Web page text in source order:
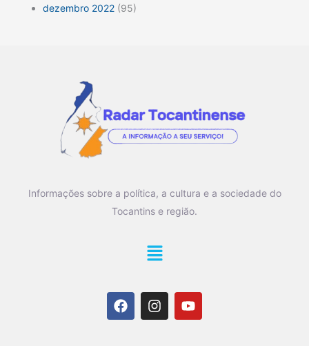
dezembro 2022 (95)
Informações sobre a política, a cultura e a sociedade do
Tocantins e região.
Main
F
a
I
n
Y
o